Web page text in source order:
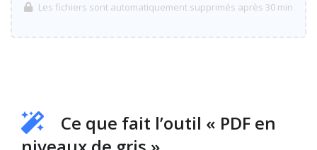
Les fichiers sont automatiquement supprimés après 30 min
Ce que fait l’outil « PDF en